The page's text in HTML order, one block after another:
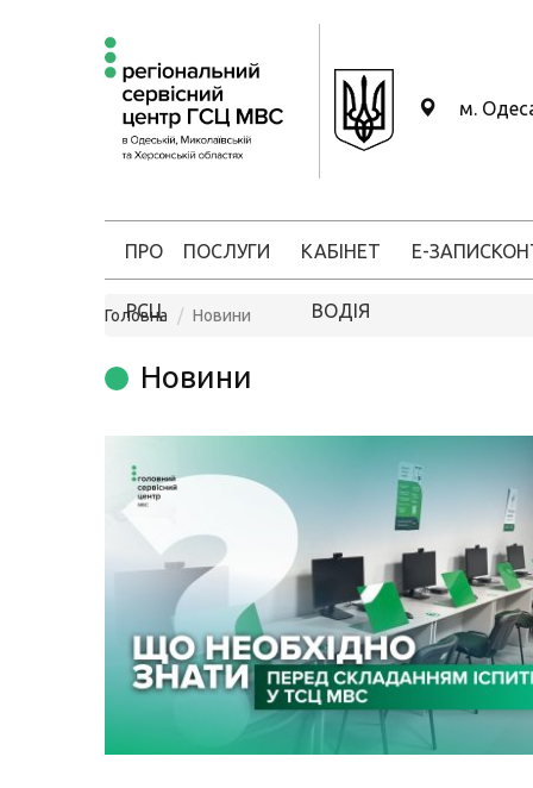
м.
ПРО
РСЦ
ПОСЛУГИ КАБІНЕТ
ВОДІЯ
Е-ЗАПИС
Головна Новини
Новини